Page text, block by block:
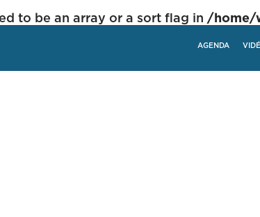
to be an array or a sort flag in /home/
AGENDA